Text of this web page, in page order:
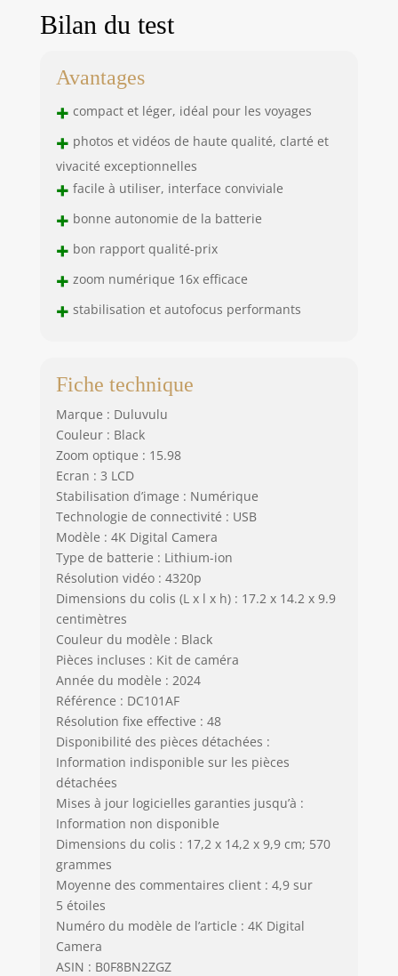
Bilan du test
Avantages
+ compact et léger, idéal pour les voyages
+ photos et vidéos de haute qualité, clarté et
vivacité exceptionnelles
+ facile à utiliser, interface conviviale
+ bonne autonomie de la batterie
+ bon rapport qualité-prix
+ zoom numérique 16x efficace
+ stabilisation et autofocus performants
Fiche technique
Marque : Duluvulu
Couleur : Black
Zoom optique : 15.98
Ecran : 3 LCD
Stabilisation d’image : Numérique
Technologie de connectivité : USB
Modèle : 4K Digital Camera
Type de batterie : Lithium-ion
Résolution vidéo : 4320p
Dimensions du colis (L x l x h) : 17.2 x 14.2 x 9.9
centimètres
Couleur du modèle : Black
Pièces incluses : Kit de caméra
Année du modèle : 2024
Référence : DC101AF
Résolution fixe effective : 48
Disponibilité des pièces détachées :
Information indisponible sur les pièces
détachées
Mises à jour logicielles garanties jusqu’à :
Information non disponible
Dimensions du colis : 17,2 x 14,2 x 9,9 cm; 570
grammes
Moyenne des commentaires client : 4,9 sur
5 étoiles
Numéro du modèle de l’article : 4K Digital
Camera
ASIN : B0F8BN2ZGZ